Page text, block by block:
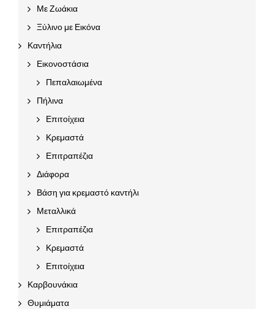
Με Ζωάκια
Ξύλινο με Εικόνα
Καντήλια
Εικονοστάσια
Πεπαλαιωμένα
Πήλινα
Επιτοίχεια
Κρεμαστά
Επιτραπέζια
Διάφορα
Βάση για κρεμαστό καντήλι
Μεταλλικά
Επιτραπέζια
Κρεμαστά
Επιτοίχεια
Καρβουνάκια
Θυμιάματα